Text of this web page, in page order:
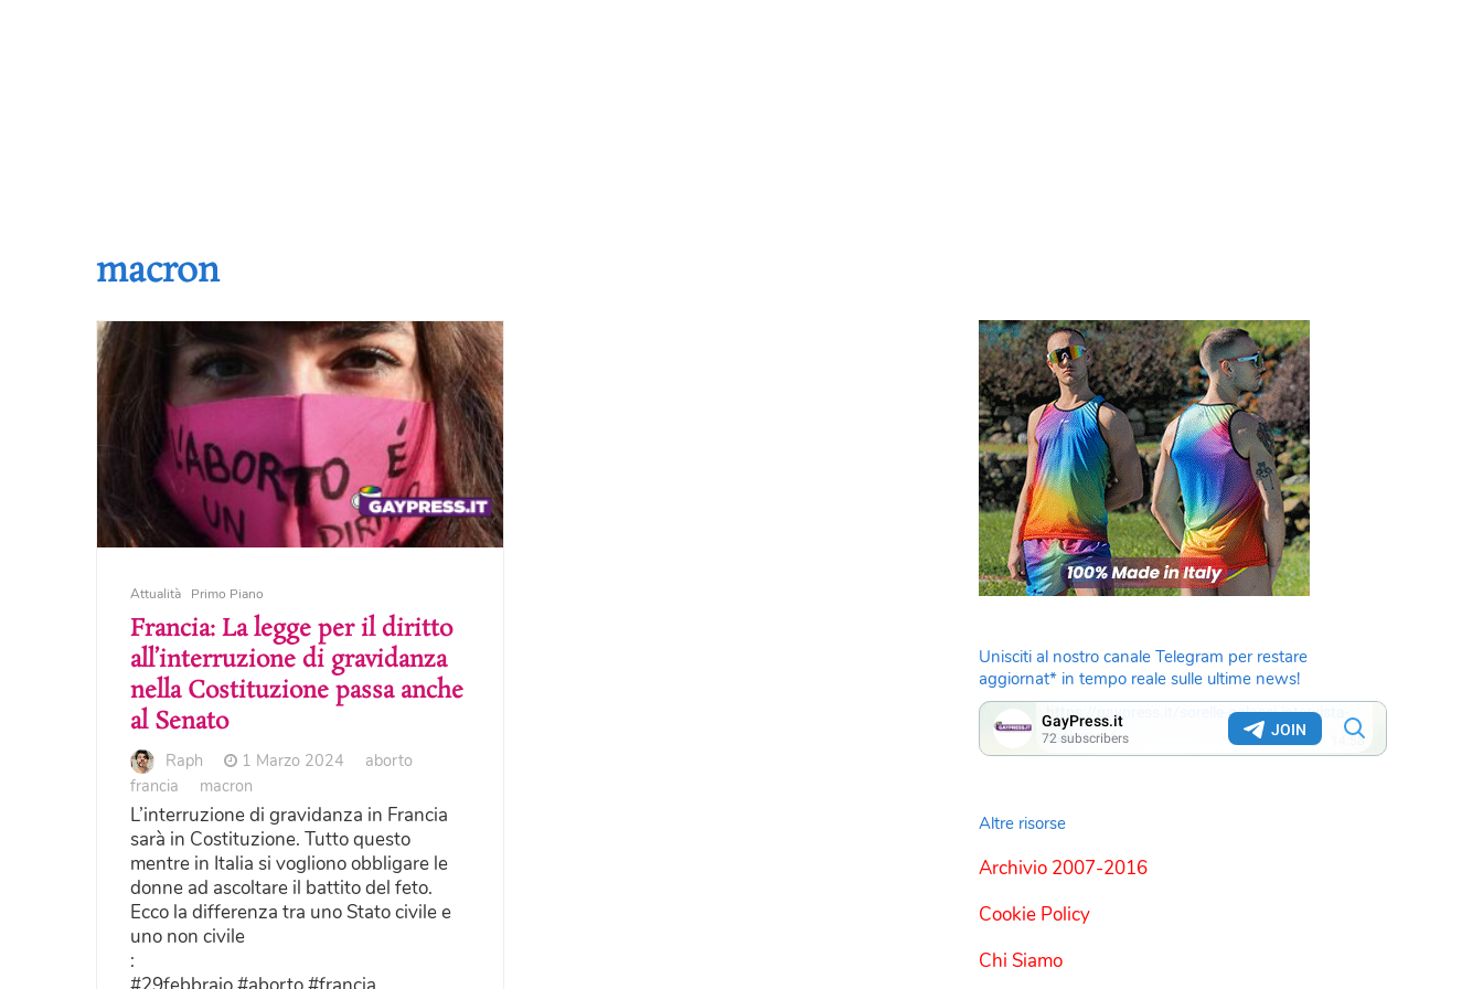
macron
Attualità Primo Piano
Francia: La legge per il diritto
all’interruzione di gravidanza
nella Costituzione passa anche
al Senato
Raph 1 Marzo 2024
aborto
francia
macron
L’interruzione di gravidanza in Francia
sarà in Costituzione. Tutto questo
mentre in Italia si vogliono obbligare le
donne ad ascoltare il battito del feto.
Ecco la differenza tra uno Stato civile e
uno non civile
:
Unisciti al nostro canale Telegram per restare
aggiornat* in tempo reale sulle ultime news!
Altre risorse
Archivio 2007-2016
Cookie Policy
Chi Siamo